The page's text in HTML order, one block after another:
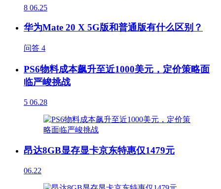
8 06.25
华为Mate 20 X 5G版和普通版有什么区别？
问答 4
PS6物料成本飙升至近1000美元，定价策略面
临严峻挑战
5 06.28
昂达8GB显存显卡京东特惠仅1479元
06.22